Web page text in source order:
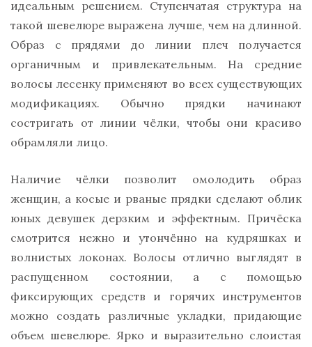
идеальным решением. Ступенчатая структура на
такой шевелюре выражена лучше, чем на длинной.
Образ с прядями до линии плеч получается
органичным и привлекательным. На средние
волосы лесенку применяют во всех существующих
модификациях. Обычно прядки начинают
состригать от линии чёлки, чтобы они красиво
обрамляли лицо.
Наличие чёлки позволит омолодить образ
женщин, а косые и рваные прядки сделают облик
юных девушек дерзким и эффектным. Причёска
смотрится нежно и утончённо на кудряшках и
волнистых локонах. Волосы отлично выглядят в
распущенном состоянии, а с помощью
фиксирующих средств и горячих инструментов
можно создать различные укладки, придающие
объем шевелюре. Ярко и выразительно слоистая